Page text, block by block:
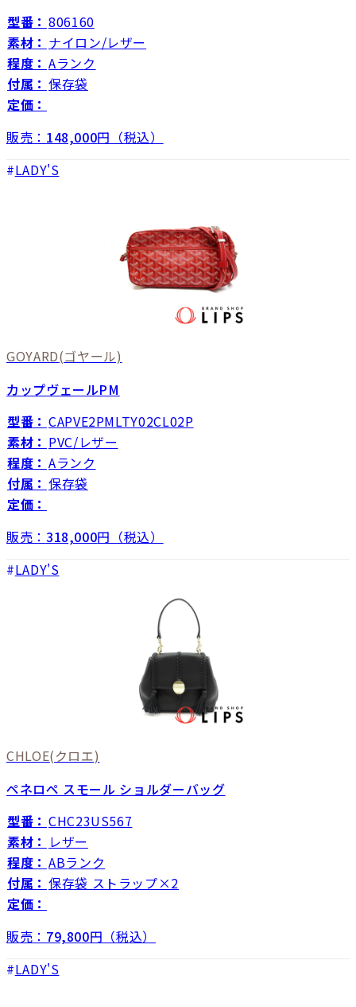
型番： 806160
素材： ナイロン/レザー
程度： Aランク
付属： 保存袋
定価：
販売： 148,000円（税込）
LADY'S
GOYARD(ゴヤール)
カップヴェールPM
型番： CAPVE2PMLTY02CL02P
素材： PVC/レザー
程度： Aランク
付属： 保存袋
定価：
販売： 318,000円（税込）
LADY'S
CHLOE(クロエ)
ペネロペ スモール ショルダーバッグ
型番： CHC23US567
素材： レザー
程度： ABランク
付属： 保存袋 ストラップ×2
定価：
販売： 79,800円（税込）
LADY'S